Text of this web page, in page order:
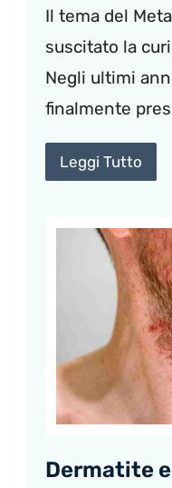
Il tema del
suscitato la
Negli ultimi
finalmente
Leggi Tutto
Dermatite